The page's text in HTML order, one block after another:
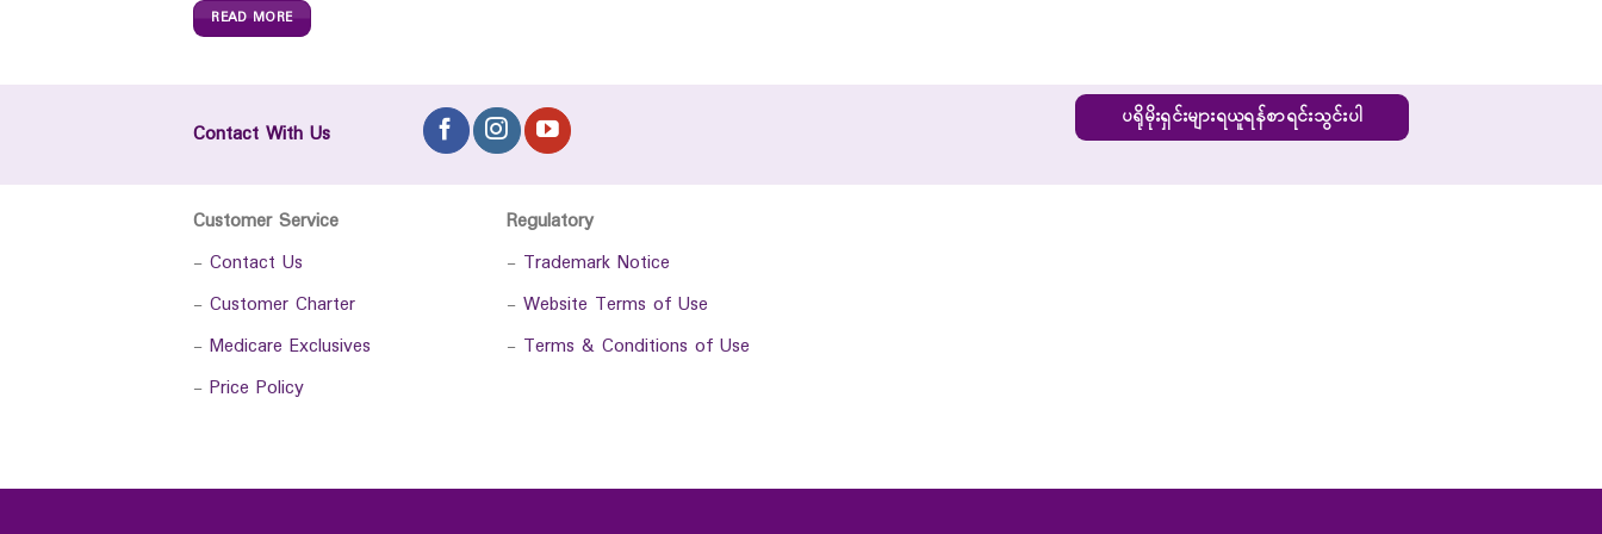
READ MORE
Contact With Us
ပရိုမိုးရှင်းများရယူရန်စာရင်းသွင်းပါ
Customer Service
- Contact Us
- Customer Charter
- Medicare Exclusives
- Price Policy
Regulatory
- Trademark Notice
- Website Terms of Use
- Terms & Conditions of Use